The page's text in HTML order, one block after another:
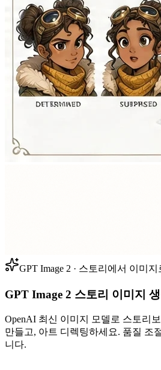
GPT Image 2 · 스토리에서 이미지
GPT Image 2 스토리 이미지 생
OpenAI 최신 이미지 모델로 스토리
만들고, 아트 디렉팅하세요. 품질 조
니다.